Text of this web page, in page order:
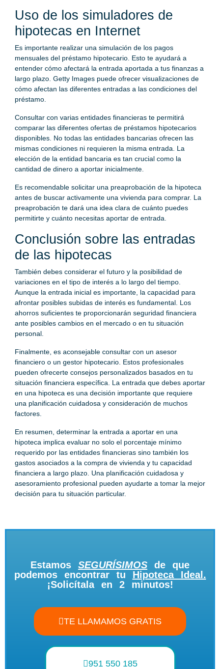
Uso de los simuladores de
hipotecas en Internet
Es importante realizar una simulación de los pagos
mensuales del préstamo hipotecario. Esto te ayudará a
entender cómo afectará la entrada aportada a tus finanzas a
largo plazo. Getty Images puede ofrecer visualizaciones de
cómo afectan las diferentes entradas a las condiciones del
préstamo.
Consultar con varias entidades financieras te permitirá
comparar las diferentes ofertas de préstamos hipotecarios
disponibles. No todas las entidades bancarias ofrecen las
mismas condiciones ni requieren la misma entrada. La
elección de la entidad bancaria es tan crucial como la
cantidad de dinero a aportar inicialmente.
Es recomendable solicitar una preaprobación de la hipoteca
antes de buscar activamente una vivienda para comprar. La
preaprobación te dará una idea clara de cuánto puedes
permitirte y cuánto necesitas aportar de entrada.
Conclusión sobre las entradas
de las hipotecas
También debes considerar el futuro y la posibilidad de
variaciones en el tipo de interés a lo largo del tiempo.
Aunque la entrada inicial es importante, la capacidad para
afrontar posibles subidas de interés es fundamental. Los
ahorros suficientes te proporcionarán seguridad financiera
ante posibles cambios en el mercado o en tu situación
personal.
Finalmente, es aconsejable consultar con un asesor
financiero o un gestor hipotecario. Estos profesionales
pueden ofrecerte consejos personalizados basados en tu
situación financiera específica. La entrada que debes aportar
en una hipoteca es una decisión importante que requiere
una planificación cuidadosa y consideración de muchos
factores.
En resumen, determinar la entrada a aportar en una
hipoteca implica evaluar no solo el porcentaje mínimo
requerido por las entidades financieras sino también los
gastos asociados a la compra de vivienda y tu capacidad
financiera a largo plazo. Una planificación cuidadosa y
asesoramiento profesional pueden ayudarte a tomar la mejor
decisión para tu situación particular.
Estamos SEGURÍSIMOS
de que
podemos encontrar tu Hipoteca Ideal.
¡Solicítala en 2 minutos!
TE LLAMAMOS GRATIS
951 550 185